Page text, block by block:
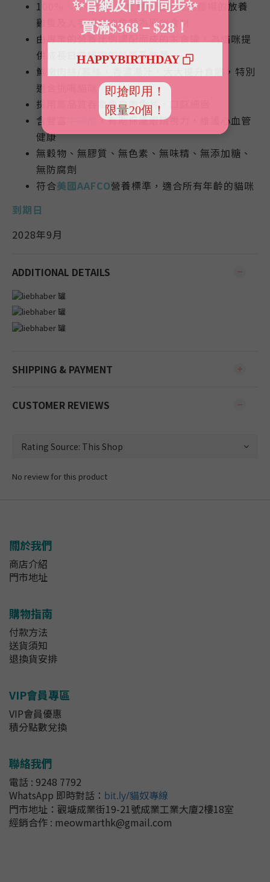
100% 人類食用等級食材：堅持採用農場的放養
雞隻及人手捕獲的魚類為原始食材
由專業的營養比例調配而成的主食罐，為
貓咪提
供成長日常所需的營養及能量
鮮嫩肉絲/慕絲，香濃湯汁，大大提升食慾，特別
適合挑嘴貓咪
採用高品質吞拿魚白肉魚片，口感細緻
含豐富
，有助保護眼睛視力，維護心血管
健康
無穀物、無膠質、無色素、無味精、無添加糖、
無防腐劑
符合美國AAFCO營養標準，適合所有年齡的貓咪
到期日
2028年9月
ADDITIONAL DETAILS
SHIPPING & PAYMENT
CUSTOMER REVIEWS
No review for this product
關於我們
商店介紹
門市地址
購物指南
付款方法
送貨須知
退換貨安排
VIP會員專區
VIP會員優惠
積分點數兌換
聯絡我們
電話 : 9248 7792
WhatsApp 即時對話 ： bit.ly/貓奴專線
門市地址： 觀塘成業街19-21號成業工業大廈2樓18室
經銷合作 : meowmarthk@gmail.com